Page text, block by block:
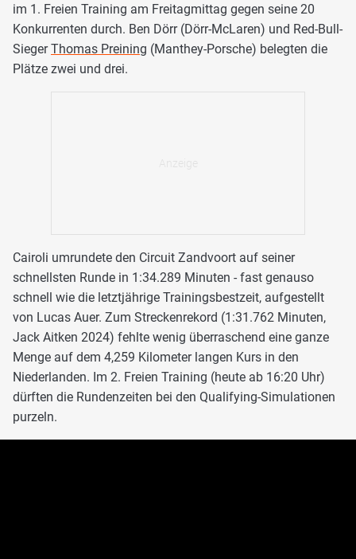
im 1. Freien Training am Freitagmittag gegen seine 20
Konkurrenten durch. Ben Dörr (Dörr-McLaren) und Red-Bull-
SiegerThomas Preining (Manthey-Porsche) belegten die
Plätze zwei und drei.
Cairoli umrundete den Circuit Zandvoort auf seiner
schnellsten Runde in 1:34.289 Minuten - fast genauso
schnell wie die letztjährige Trainingsbestzeit, aufgestellt
von Lucas Auer. Zum Streckenrekord (1:31.762 Minuten,
Jack Aitken 2024) fehlte wenig überraschend eine ganze
Menge auf dem 4,259 Kilometer langen Kurs in den
Niederlanden. Im 2. Freien Training (heute ab 16:20 Uhr)
dürften die Rundenzeiten bei den Qualifying-Simulationen
purzeln.